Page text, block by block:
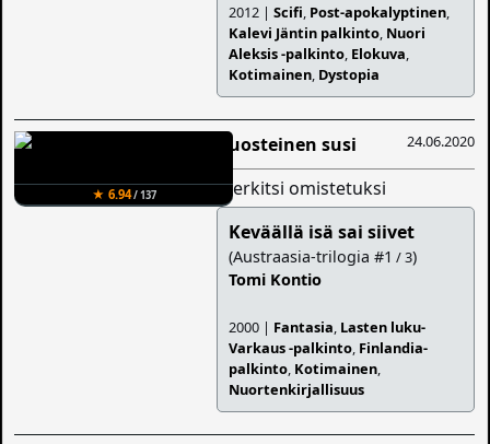
2012 |Scifi, Post-apokalyptinen,
Kalevi Jäntin palkinto, Nuori
Aleksis -palkinto, Elokuva,
Kotimainen, Dystopia
★ 6.94/ 137
24.06.2020
Ruosteinen susi
merkitsi omistetuksi
Keväällä isä sai siivet
(Austraasia-trilogia #1 / 3)
Tomi Kontio
2000 | Fantasia, Lasten luku-
Varkaus -palkinto, Finlandia-
palkinto, Kotimainen,
Nuortenkirjallisuus